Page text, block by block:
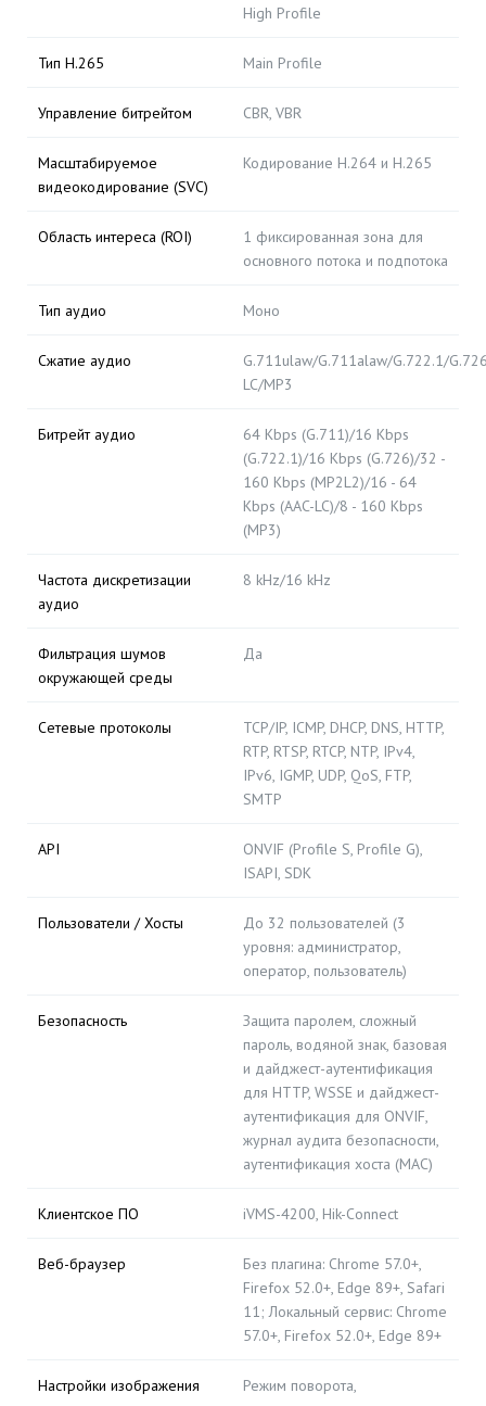
High Profile
Тип H.265 Main Profile
Управление битрейтом CBR, VBR
Масштабируемое
видеокодирование (SVC)
Кодирование H.264 и H.265
Область интереса (ROI)
1 фиксированная зона для
основного потока и подпотока
Тип аудио Моно
Сжатие аудио
G.711ulaw/G.711alaw/G.722.1/
LC/MP3
Битрейт аудио
64 Kbps (G.711)/16 Kbps
(G.722.1)/16 Kbps (G.726)/32 -
160 Kbps (MP2L2)/16 - 64
Kbps (AAC-LC)/8 - 160 Kbps
(MP3)
Частота дискретизации
аудио
8 kHz/16 kHz
Фильтрация шумов
окружающей среды
Да
Сетевые протоколы
TCP/IP, ICMP, DHCP, DNS, HTTP,
RTP, RTSP, RTCP, NTP, IPv4,
IPv6, IGMP, UDP, QoS, FTP,
SMTP
API
ONVIF (Profile S, Profile G),
ISAPI, SDK
Пользователи / Хосты
До 32 пользователей (3
уровня: администратор,
оператор, пользователь)
Безопасность
Защита паролем, сложный
пароль, водяной знак, базовая
и дайджест-аутентификация
для HTTP, WSSE и дайджест-
аутентификация для ONVIF,
журнал аудита безопасности,
аутентификация хоста (MAC)
Клиентское ПО iVMS-4200, Hik-Connect
Веб-браузер
Без плагина: Chrome 57.0+,
Firefox 52.0+, Edge 89+, Safari
11; Локальный сервис: Chrome
57.0+, Firefox 52.0+, Edge 89+
Настройки изображения
Режим поворота,